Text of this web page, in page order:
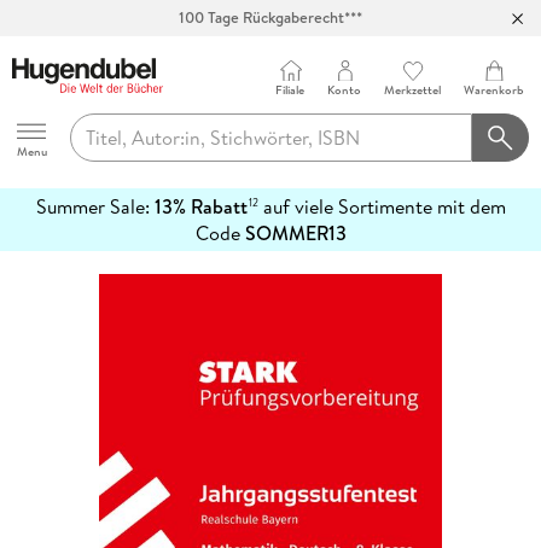
100 Tage Rückgaberecht***
Hugendubel
Menu
Filiale Konto Merkzettel Warenkorb
Summer Sale: 13% Rabatt12auf viele Sortimente mit dem
CodeSOMMER13
erfahren